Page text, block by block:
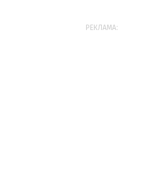
РЕКЛАМА: